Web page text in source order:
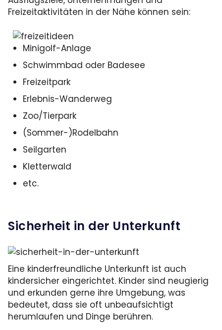
Freizeitaktivitäten in der Nähe können sein:
Minigolf-Anlage
Schwimmbad oder Badesee
Freizeitpark
Erlebnis-Wanderweg
Zoo/Tierpark
(Sommer-)Rodelbahn
Seilgarten
Kletterwald
etc.
Sicherheit in der Unterkunft
Eine kinderfreundliche Unterkunft ist auch
kindersicher eingerichtet. Kinder sind neugierig
und erkunden gerne ihre Umgebung, was
bedeutet, dass sie oft unbeaufsichtigt
herumlaufen und Dinge berühren.